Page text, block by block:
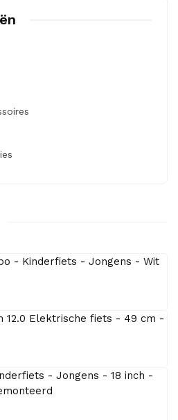
- Kinderfiets - Jongens - Wit
12.0 Elektrische fiets - 49 cm -
- Jongens - 18 inch -